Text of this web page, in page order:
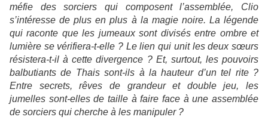
méfie des sorciers qui composent l’assemblée, Clio
s’intéresse de plus en plus à la magie noire. La légende
qui raconte que les jumeaux sont divisés entre ombre et
lumière se vérifiera-t-elle ? Le lien qui unit les deux sœurs
résistera-t-il à cette divergence ? Et, surtout, les pouvoirs
balbutiants de Thais sont-ils à la hauteur d’un tel rite ?
Entre secrets, rêves de grandeur et double jeu, les
jumelles sont-elles de taille à faire face à une assemblée
de sorciers qui cherche à les manipuler ?